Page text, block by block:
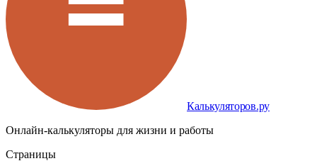
Калькуляторов.ру
Онлайн-калькуляторы для жизни и работы
Страницы